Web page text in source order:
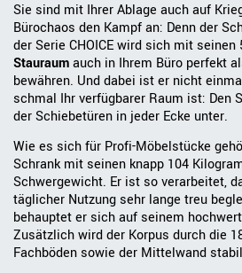
Sie sind mit Ihrer Ablage auch auf
Bürochaos den Kampf an: Denn der
der Serie CHOICE wird sich mit seinen
Stauraumauch in Ihrem Büro perfekt
bewähren. Und dabei ist er nicht
schmal Ihr verfügbarer Raum ist: Den
der Schiebetüren in jeder Ecke unter.
Wie es sich für Profi-Möbelstücke
Schrank mit seinen knapp 104
Schwergewicht. Er ist so verarbeitet,
täglicher Nutzung sehr lange treu
behauptet er sich auf seinem
Zusätzlich wird der Korpus durch die
Fachböden sowie der Mittelwand